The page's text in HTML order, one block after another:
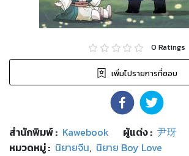
0 Ratings
เพิ่มไปรายการที่ชอบ
สำนักพิมพ์: Kawebook ผู้แต่ง : 尹玡
หมวดหมู่: นิยายจีน, นิยาย Boy Love